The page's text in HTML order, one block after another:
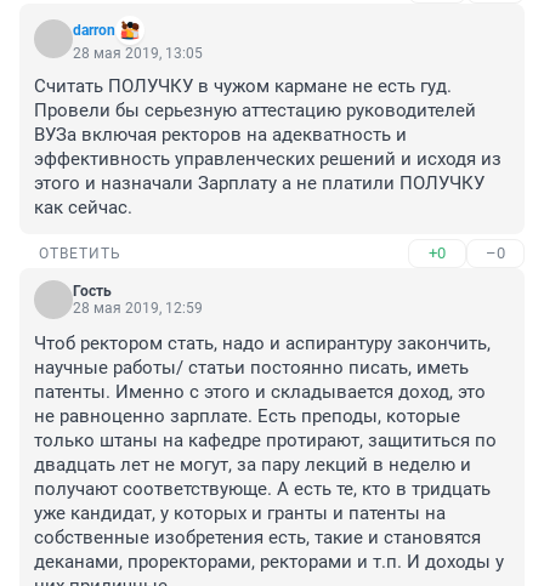
darron
28 мая 2019, 13:05
Считать ПОЛУЧКУ в чужом кармане не есть гуд.
Провели бы серьезную аттестацию руководителей
ВУЗа включая ректоров на адекватность и
эффективность управленческих решений и исходя из
этого и назначали Зарплату а не платили ПОЛУЧКУ
как сейчас.
ОТВЕТИТЬ +0 –0
Гость
28 мая 2019, 12:59
Чтоб ректором стать, надо и аспирантуру закончить,
научные работы/ статьи постоянно писать, иметь
патенты. Именно с этого и складывается доход, это
не равноценно зарплате. Есть преподы, которые
только штаны на кафедре протирают, защититься по
двадцать лет не могут, за пару лекций в неделю и
получают соответствующе. А есть те, кто в тридцать
уже кандидат, у которых и гранты и патенты на
собственные изобретения есть, такие и становятся
деканами, проректорами, ректорами и т.п. И доходы у